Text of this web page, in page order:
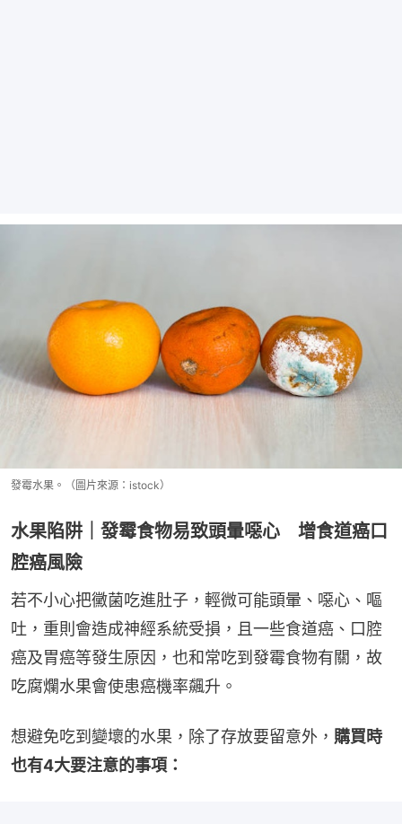
發霉水果。（圖片來源：istock）
水果陷阱｜發霉食物易致頭暈噁心 增食道癌口
腔癌風險
若不小心把黴菌吃進肚子，輕微可能頭暈、噁心、嘔
吐，重則會造成神經系統受損，且一些食道癌、口腔
癌及胃癌等發生原因，也和常吃到發霉食物有關，故
吃腐爛水果會使患癌機率飆升。
想避免吃到變壞的水果，除了存放要留意外， 購買時
也有4大要注意的事項：